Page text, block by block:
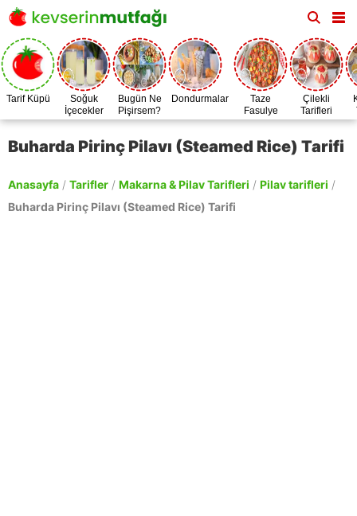
Tarif Küpü
Soğuk
İçecekler
Bugün Ne
Pişirsem?
Dondurmalar
Taze
Fasulye
Zamanı
Çilekli
Tarifleri
Buharda Pirinç Pilavı (Steamed Rice) Tarifi
Anasayfa / Tarifler / Makarna & Pilav Tarifleri / Pilav tarifleri /
Buharda Pirinç Pilavı (Steamed Rice) Tarifi